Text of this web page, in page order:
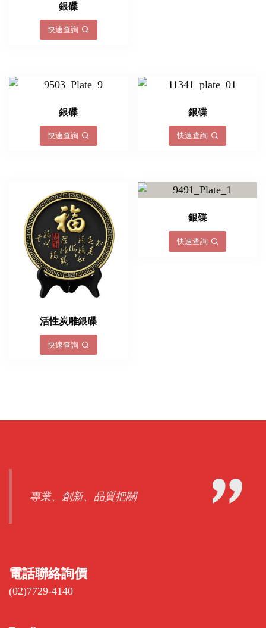
銀碟
快速查詢
銀碟
快速查詢
銀碟
快速查詢
活性炭雕銀碟
快速查詢
銀碟
快速查詢
專業、創新、品質把關
電話聯絡詢價
(02)7729-4140